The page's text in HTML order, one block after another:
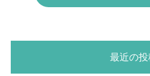
最近の投